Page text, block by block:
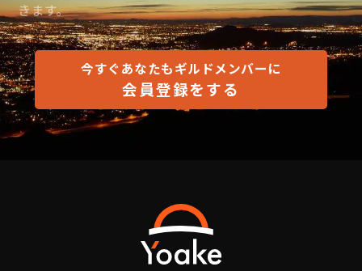
きます。
今すぐあなたもギルドメンバーに
会員登録をする